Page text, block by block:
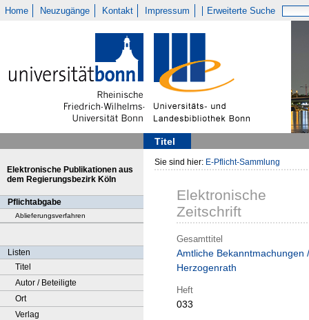
Home Neuzugänge Kontakt Impressum Erweiterte Suche
Titel
Elektronische Publikationen aus
dem Regierungsbezirk Köln
Pflichtabgabe
Ablieferungsverfahren
Listen
Titel
Autor / Beteiligte
Ort
Verlag
Sie sind hier: E-Pflicht-Sammlung
Elektronische
Zeitschrift
Gesamttitel
Amtliche Bekanntmachungen /
Herzogenrath
Heft
033